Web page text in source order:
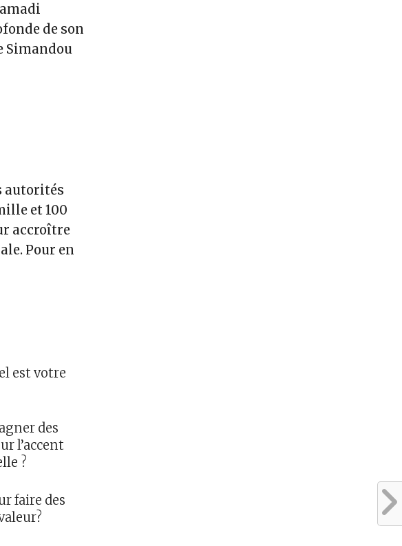
de son
Simandou
autorités
et 100
accroître
Pour en
est votre
des
l’accent
?
faire des